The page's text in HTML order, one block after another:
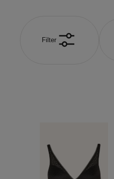
Filter